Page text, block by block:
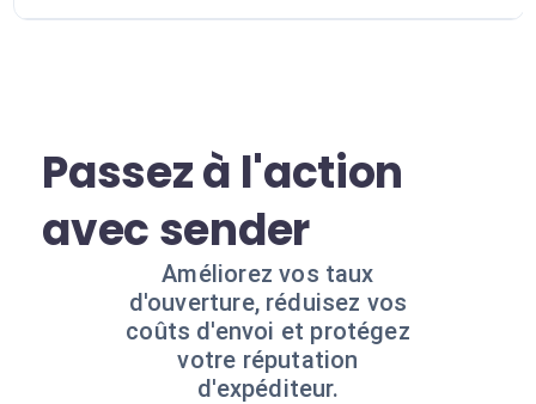
Passez à l'action
avec sender
Améliorez vos taux
d'ouverture, réduisez vos
coûts d'envoi et protégez
votre réputation
d'expéditeur.